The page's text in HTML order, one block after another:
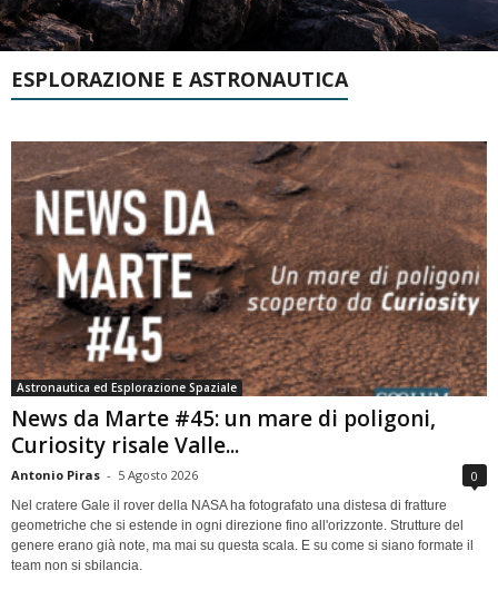
ESPLORAZIONE E ASTRONAUTICA
Astronautica ed Esplorazione Spaziale
News da Marte #45: un mare di poligoni,
Curiosity risale Valle...
Antonio Piras - 5 Agosto 2026 0
Nel cratere Gale il rover della NASA ha fotografato una distesa di fratture
geometriche che si estende in ogni direzione fino all'orizzonte. Strutture del
genere erano già note, ma mai su questa scala. E su come si siano formate il
team non si sbilancia.